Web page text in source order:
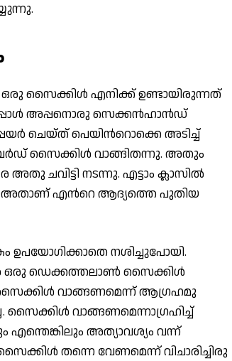
സൈക്കിള്‍ എനിക്ക് ഉണ്ടായിരുന്നത്
അപ്പനൊരു സെക്കന്‍ഹാന്‍ഡ്
ചെയ്ത് പെയിന്‍റൊക്കെ അടിച്ച്
സൈക്കിള്‍ വാങ്ങിതന്നു. അതും
ചവിട്ടി നടന്നു. എട്ടാം ക്ലാസില്‍
അതാണ് എന്‍റെ ആദ്യത്തെ പുതിയ
നശിച്ചുപോയി.
ഒരു ഡെക്കത്തലാണ്‍ സൈക്കിള്‍
വാങ്ങണമെന്ന് ആഗ്രഹമു
സൈക്കിള്‍ വാങ്ങണമെന്നാഗ്രഹിച്ച്
എന്തെങ്കിലും അത്യാവശ്യം വന്ന്
തന്നെ വേണമെന്ന് വിചാരിച്ചിരു